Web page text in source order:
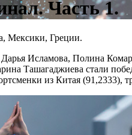
Часть 1.
Мексики, Греции.
Исламова, Полина
Ташагаджиева стали
из Китая (91,2333),